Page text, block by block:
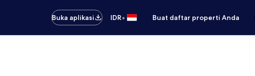
Buka aplikasi
IDR• Buat daftar properti Anda